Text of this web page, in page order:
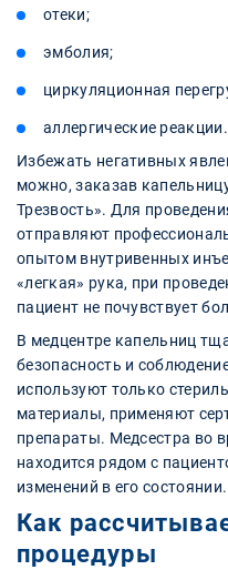
отеки;
эмболия;
циркуляционная
аллергические реакции.
Избежать негативных
можно, заказав
Трезвость». Для
отправляют
опытом внутривенных
«легкая» рука, при
пациент не почувствует
В медцентре капельниц
безопасность и
используют только
материалы, применяют
препараты. Медсестра во
находится рядом с
изменений в его состоянии.
Как
процедуры